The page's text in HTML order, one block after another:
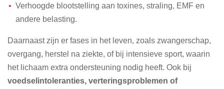
Verhoogde blootstelling aan toxines, straling, EMF en
andere belasting.
Daarnaast zijn er fases in het leven, zoals zwangerschap,
overgang, herstel na ziekte, of bij intensieve sport, waarin
het lichaam extra ondersteuning nodig heeft. Ook bij
voedselintoleranties, verteringsproblemen of